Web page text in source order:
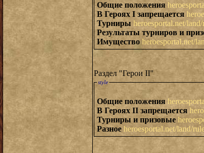
Общие положения
В Героях I запрещается
Турниры heroesportal.net/
Результаты турниров и
Имущество heroesportal.net/
Раздел "Герои II"
style
Общие положения
В Героях II запрещается
Турниры и призовые
Разное heroesportal.net/land/